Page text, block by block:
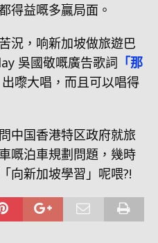
得益嘅多贏局面。
況，响新加坡做旅遊巴
吳國敬嘅廣告歌詞 「那
出嚟大唱，而且可以唱得
中国香港特区政府就旅
嘅泊車規劃問題，幾時
向新加坡學習」呢喂?!